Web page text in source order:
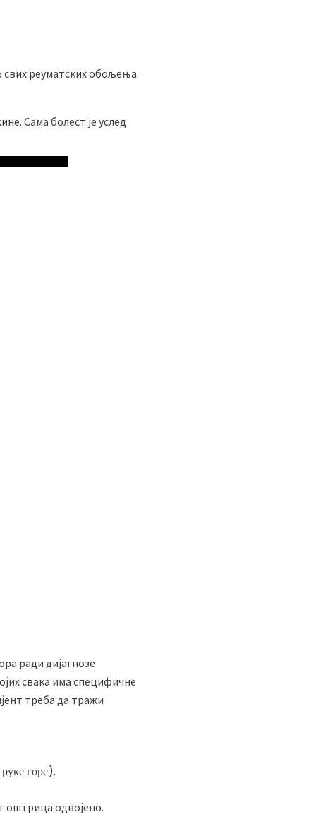
свих реуматских обољења
Сама болест је услед
ради дијагнозе
свака има специфичне
треба да тражи
горе).
оштрица одвојено.